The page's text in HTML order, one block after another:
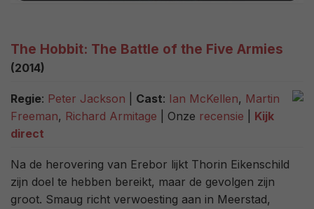
The Hobbit: The Battle of the Five Armies
(2014)
Regie: Peter Jackson Cast: Ian McKellen, Martin
Freeman, Richard Armitage | Onze recensie
Kijk
direct
Na de herovering van Erebor lijkt Thorin Eikenschild
zijn doel te hebben bereikt, maar de gevolgen zijn
groot. Smaug richt verwoesting aan in Meerstad,